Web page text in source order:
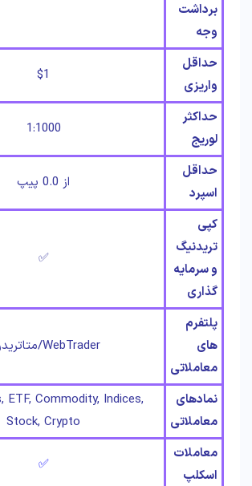
برداشت
وجه
حداقل
واریزی
$1
حداکثر
لوریج
1:1000
حداقل
اسپرد
از 0.0 پیپ
کپی
تریدنیگ
و سرمایه
گذاری
✅
پلتفرم
های
معاملاتی
WebTrader/متاتریدر 5
نمادهای
معاملاتی
ETF, Commodity, Indices,
Stock, Crypto
معاملات
اسکلپ
✅